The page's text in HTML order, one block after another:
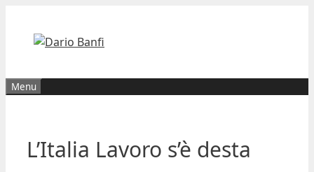
contenuto
Menu
L’Italia Lavoro s’è desta